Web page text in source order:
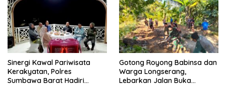
Sinergi Kawal Pariwisata
Kerakyatan, Polres
Sumbawa Barat Hadiri
Gotong Royong Babinsa dan
Warga Longserang,
Lebarkan Jalan Buka